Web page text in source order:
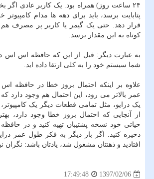
۲۴ ساعت روز) همراه بود. یک کاربر عادی
پتابایت برسد، باید برای دهه ها مدام کامپیوتر
قرار دهد. حتی یک گیمر یا کاربر پر مصرف
کوتاه به این مقدار برسد.
به عبارت دیگر: قبل از این که حافظه اس اس
شما سیستم خود را به کلی ارتقا داده اید.
علاوه بر اینکه احتمال بروز خطا در حافظه
عمر بالاتر می رود، این احتمال هم وجود دارد
یک درایو، مثل تمامی قطعات دیگر یک
از آنجایی که احتمال بروز خطا وجود دارد،
حیاتی خود نسخه پشتیبان تهیه کنید و در
ذخیره کنید. اگر بار دیگر به فکر طول عمر
افتادید و ذهنتان مشغول شد، یادتان باشد: نگران
1397/02/06
17:49:48